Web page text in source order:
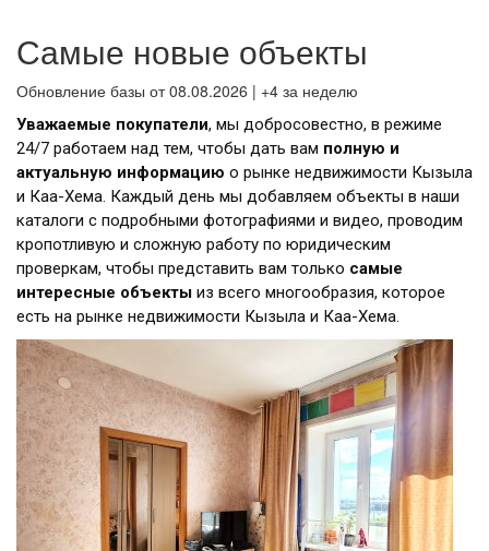
Самые новые объекты
Обновление базы от 08.08.2026 | +4 за неделю
Уважаемые покупатели, мы добросовестно, в режиме
24/7 работаем над тем, чтобы дать вам полную и
актуальную информацию о рынке недвижимости Кызыла
и Каа-Хема. Каждый день мы добавляем объекты в наши
каталоги с подробными фотографиями и видео, проводим
кропотливую и сложную работу по юридическим
проверкам, чтобы представить вам только самые
интересные объекты из всего многообразия, которое
есть на рынке недвижимости Кызыла и Каа-Хема.